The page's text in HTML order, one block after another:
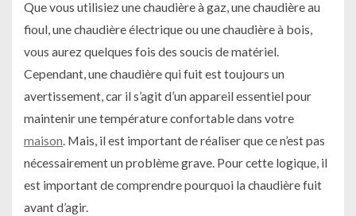
Que vous utilisiez une chaudière à gaz, une chaudière au
fioul, une chaudière électrique ou une chaudière à bois,
vous aurez quelques fois des soucis de matériel.
Cependant, une chaudière qui fuit est toujours un
avertissement, car il s’agit d’un appareil essentiel pour
maintenir une température confortable dans votre
maison. Mais, il est important de réaliser que ce n’est pas
nécessairement un problème grave. Pour cette logique, il
est important de comprendre pourquoi la chaudière fuit
avant d’agir.